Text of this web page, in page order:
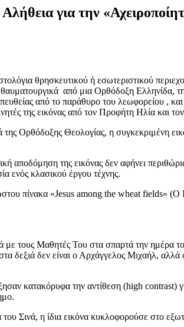
για την
θρησκευτικού ή εσωτεριστικού
από μια Ορθόδοξη
από το παράθυρο του λεωφορείου ,
της εικόνας από τον Προφήτη Ηλία και
Ορθόδοξης Θεολογίας, η συγκεκριμένη
αποδόμηση της εικόνας δεν αφήνει
ενός κλασικού έργου τέχνης.
πίνακα «Jesus among the wheat fields»
με τους Μαθητές Του στα σπαρτά την ημέρα
δεν είναι ο Αρχάγγελος Μιχαήλ, αλλά
κατακόρυφα την αντίθεση (high contrast)
του Σινά, η ίδια εικόνα κυκλοφορούσε στο